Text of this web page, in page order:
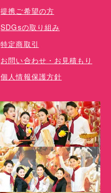
提携ご希望の方
SDGsの取り組み
特定商取引
お問い合わせ・お見積もり
個人情報保護方針